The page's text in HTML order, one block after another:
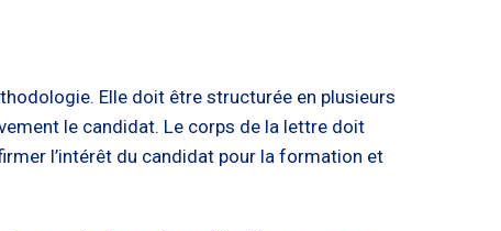
Elle doit être structurée en plusieurs
le candidat. Le corps de la lettre doit
l’intérêt du candidat pour la formation et